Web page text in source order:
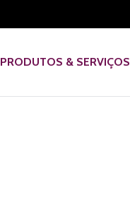
PRODUTOS & SERVIÇOS